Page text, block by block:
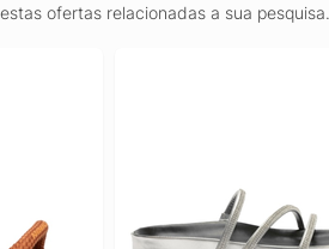
ofertas relacionadas a sua pesquisa.